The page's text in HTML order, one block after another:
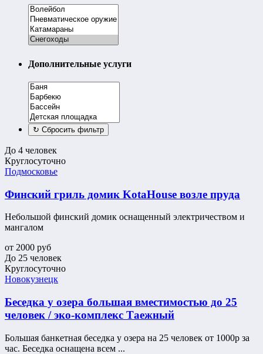
Дополнительные услуги
До 4 человек
Круглосуточно
Подмосковье
Финский гриль домик KotaHouse возле пруда
Небольшой финский домик оснащенный электричеством и
мангалом
от 2000 руб
До 25 человек
Круглосуточно
Новокузнецк
Беседка у озера большая вместимостью до 25
человек / эко-комплекс Таежный
Большая банкетная беседка у озера на 25 человек от 1000р за
час. Беседка оснащена всем ...